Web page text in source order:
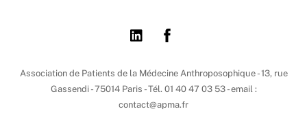
Association de Patients de la Médecine Anthroposophique - 13, rue
Gassendi - 75014 Paris - Tél. 01 40 47 03 53 - email :
contact@apma.fr